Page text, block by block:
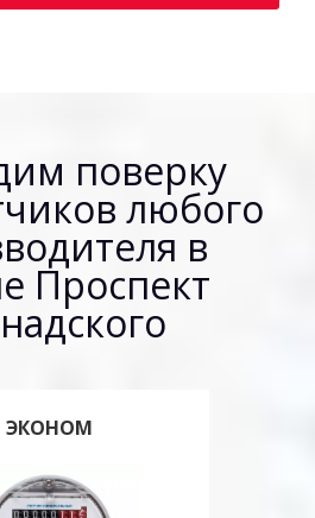
поверку
любого
в
Проспект
ЭКОНОМ